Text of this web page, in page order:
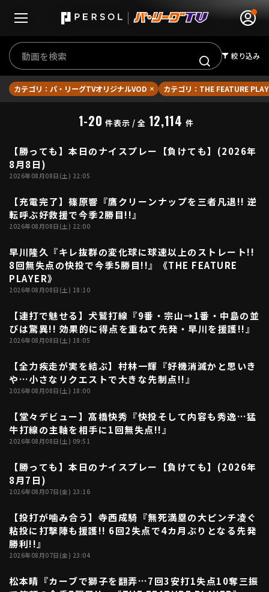
動画
日程･結果
順位表･成績
1軍公式戦
ファーム東地区
ファーム中地区
ファーム西地区
選手名鑑
選手名鑑トップ
東北楽天ゴールデンイーグルス
埼玉西武ライオンズ
オリックス・バファローズ
福岡ソフトバンクホークス
ニュース
利用規約 プライバシーポリシー
絞り込み
カテゴリ：パ・リーグTVオリジナルVOD カテゴリ：THE FEATURE
1-20 件表示 / 全 12,114 件
03:44
【勝っても】本日のナイスプレー【負けても】(2026年
8月8日)
2026年08月08日(土) 22:05
02:29
【充電完了】篠原響『鷹クリーンナップを三者凡退!! 逆
転呼ぶ好救援で今季2勝目!!』
2026年08月08日(土) 22:00
03:25
早川隆久『キレ抜群の変化球に球速以上のストレート!!
8回無失点の快投で今季5勝目!!』《THE FEATURE
PLAYER》
2026年08月08日(土) 18:10
06:02
【連打で魅せる】犬鷲打線『9番・宗山→1番・中島の並
びは驚異!! 効果的に得点を重ねて先発・早川を援護!!』
2026年08月08日(土) 18:05
01:37
【全力疾走が実を結ぶ】村林一輝『好機消滅かと思いき
や…小さなリクエストで大きな先制点!!』
2026年08月08日(土) 18:00
03:30
【堂々デビュー】髙橋快秀『快投そして内容も秀逸…猛
牛打線の主軸を相手に1回無失点!!』
2026年08月08日(土) 09:51
07:04
【勝っても】本日のナイスプレー【負けても】(2026年
8月7日)
2026年08月07日(金) 23:16
03:30
【投打が噛み合う】寺西成騎『無死満塁の大ピンチ凌ぐ
粘投に打撃陣も援護!! 6回2失点で4カ月ぶりとなる先発
勝利!!』
2026年08月07日(金) 23:04
02:55
松本晴『カーブで獅子を翻弄…7回3安打1失点10奪三振